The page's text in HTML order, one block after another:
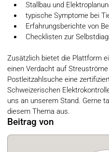
Stallbau und
typische Symptome bei
Erfahrungsberichte von
Checklisten zur
Zusätzlich bietet die Plattform
einen Verdacht auf
Postleitzahlsuche eine
Schweizerischen
uns an unserem Stand. Gerne
diesem Thema aus.
Beitrag von